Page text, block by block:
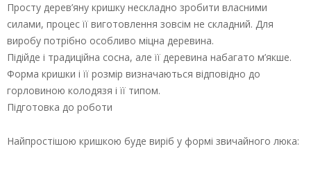
Просту дерев’яну кришку нескладно зробити власними
силами, процес її виготовлення зовсім не складний. Для
виробу потрібно особливо міцна деревина.
Підійде і традиційна сосна, але її деревина набагато м’якше.
Форма кришки і її розмір визначаються відповідно до
горловиною колодязя і її типом.
Підготовка до роботи
Найпростішою кришкою буде виріб у формі звичайного люка: